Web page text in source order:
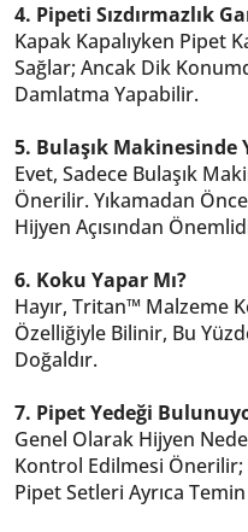
4. Pipeti Sızdırmazlık
Kapak Kapalıyken Pipet
Sağlar; Ancak Dik
Damlatma Yapabilir.
5. Bulaşık Makinesinde
Evet, Sadece Bulaşık
Önerilir. Yıkamadan
Hijyen Açısından
6. Koku Yapar Mı?
Hayır, Tritan™ Malzeme
Özelliğiyle Bilinir, Bu
Doğaldır.
7. Pipet Yedeği
Genel Olarak Hijyen
Kontrol Edilmesi Önerilir;
Pipet Setleri Ayrıca